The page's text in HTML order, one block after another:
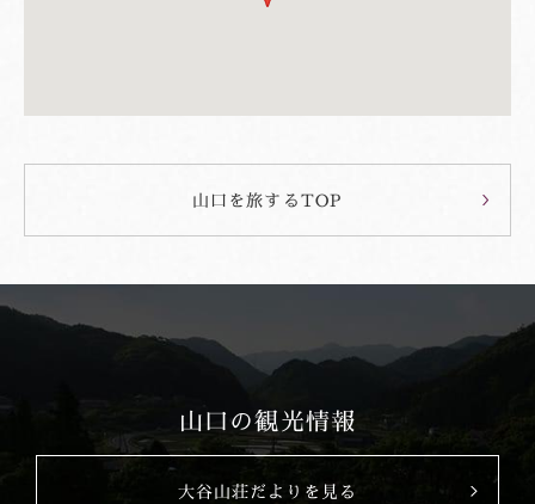
山口を旅するTOP
山口の観光情報
大谷山荘だよりを見る